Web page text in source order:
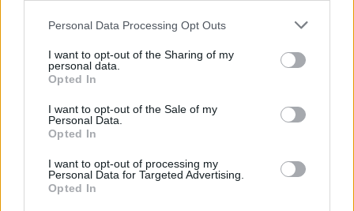
Please note that this website/app uses one or more Google
not limited to your visit or usage behaviour. You may click to
grant or deny consent to Google and its third-party tags to
use your data for below specified purposes in below Google
consent section.
Personal Data Processing Opt Outs
I want to opt-out of the Sharing of my
personal data.
Opted In
I want to opt-out of the Sale of my
Personal Data.
Opted In
I want to opt-out of processing my
Personal Data for Targeted Advertising.
Opted In
Hahó húsvét! 1.: Aszalt gyümölcsös
minikalács